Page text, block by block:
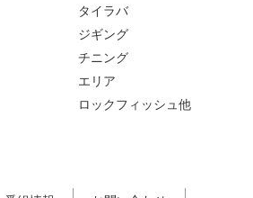
タイラバ
ジギング
チニング
エリア
ロックフィッシュ他